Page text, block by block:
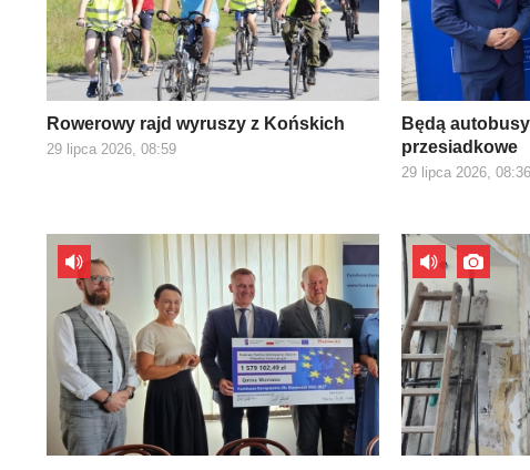
Rowerowy rajd wyruszy z Końskich
29 lipca 2026, 08:59
Będą
przesiadkowe
29 lipca 2026, 08:36